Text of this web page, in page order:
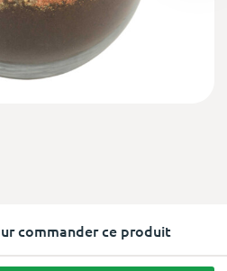
commander ce produit